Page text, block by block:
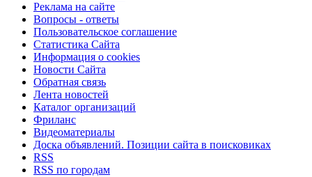
Реклама на сайте
Вопросы - ответы
Пользовательское соглашение
Статистика Сайта
Информация о cookies
Новости Сайта
Обратная связь
Лента новостей
Каталог организаций
Фриланс
Видеоматериалы
Доска объявлений. Позиции сайта в поисковиках
RSS
RSS по городам